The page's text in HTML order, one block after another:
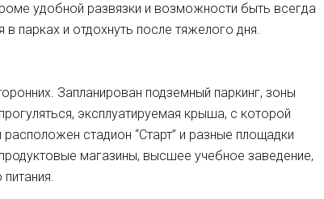
удобной развязки и возможности быть всегда
парках и отдохнуть после тяжелого дня.
Запланирован подземный паркинг, зоны
эксплуатируемая крыша, с которой
стадион “Старт” и разные площадки
магазины, высшее учебное заведение,